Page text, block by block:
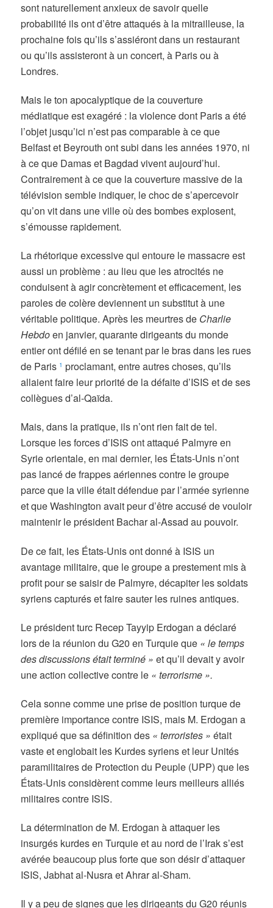
sont naturellement anxieux de savoir quelle
probabilité ils ont d’être attaqués à la mitrailleuse, la
prochaine fois qu’ils s’assiéront dans un restaurant
ou qu’ils assisteront à un concert, à Paris ou à
Londres.
Mais le ton apocalyptique de la couverture
médiatique est exagéré : la violence dont Paris a été
l’objet jusqu’ici n’est pas comparable à ce que
Belfast et Beyrouth ont subi dans les années 1970, ni
à ce que Damas et Bagdad vivent aujourd’hui.
Contrairement à ce que la couverture massive de la
télévision semble indiquer, le choc de s’apercevoir
qu’on vit dans une ville où des bombes explosent,
s’émousse rapidement.
La rhétorique excessive qui entoure le massacre est
aussi un problème : au lieu que les atrocités ne
conduisent à agir concrètement et efficacement, les
paroles de colère deviennent un substitut à une
véritable politique. Après les meurtres de Charlie
Hebdoen janvier, quarante dirigeants du monde
entier ont défilé en se tenant par le bras dans les rues
de Paris 1 proclamant, entre autres choses, qu’ils
allaient faire leur priorité de la défaite d’ISIS et de ses
collègues d’al-Qaïda.
Mais, dans la pratique, ils n’ont rien fait de tel.
Lorsque les forces d’ISIS ont attaqué Palmyre en
Syrie orientale, en mai dernier, les États-Unis n’ont
pas lancé de frappes aériennes contre le groupe
parce que la ville était défendue par l’armée syrienne
et que Washington avait peur d’être accusé de vouloir
maintenir le président Bachar al-Assad au pouvoir.
De ce fait, les États-Unis ont donné à ISIS un
avantage militaire, que le groupe a prestement mis à
profit pour se saisir de Palmyre, décapiter les soldats
syriens capturés et faire sauter les ruines antiques.
Le président turc Recep Tayyip Erdogan a déclaré
lors de la réunion du G20 en Turquie que « le temps
des discussions était terminé » et qu’il devait y avoir
une action collective contre le « terrorisme ».
Cela sonne comme une prise de position turque de
première importance contre ISIS, mais M. Erdogan a
expliqué que sa définition des « terroristes » était
vaste et englobait les Kurdes syriens et leur Unités
paramilitaires de Protection du Peuple (UPP) que les
États-Unis considèrent comme leurs meilleurs alliés
militaires contre ISIS.
La détermination de M. Erdogan à attaquer les
insurgés kurdes en Turquie et au nord de l’Irak s’est
avérée beaucoup plus forte que son désir d’attaquer
ISIS, Jabhat al-Nusra et Ahrar al-Sham.
Il y a peu de signes que les dirigeants du G20 réunis